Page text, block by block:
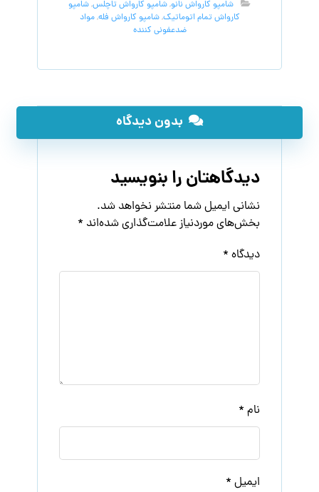
شامپو کارواش نانو,شامپو کارواش تاچلس,شامپو
کارواش تمام اتوماتیک,شامپو کارواش فله,مواد
ضدعفونی کننده
بدون دیدگاه
دیدگاهتان را بنویسید
نشانی ایمیل شما منتشر نخواهد شد.
بخش‌های موردنیاز علامت‌گذاری شده‌اند *
دیدگاه *
نام *
ایمیل *